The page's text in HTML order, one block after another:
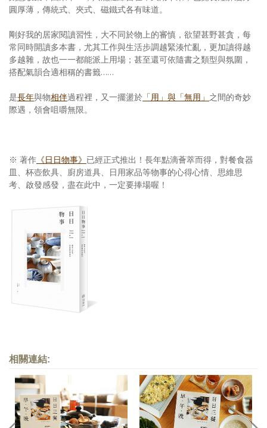
圓厚薄，傳統式、夾式、磁鐵式各有味道。
剛好我的居家閱讀習性，大不同於物上的審慎，欲望甚野甚貪，每
常同時開讀多本書，尤其工作與生活步調越緊湊忙亂，更加讀得越
多越雜，故也一一都能派上用場；甚至還可依隨書之類型與氛圍，
搭配氣韻合適相稱的書籤……
是長年與物相伴過程裡，又一擺盪於 「用」與「無用」 之間的奇妙
際遇，領會咀嚼無限。
※ 著作 《日日物事》 已經正式推出！長年點滴薈萃而得，對餐食器
皿、杯壺飲具、廚房道具、日用家品等物事的心得心情、思維思
考、啟發感發，盡在此中，一定要捧場喔！
相關連結: